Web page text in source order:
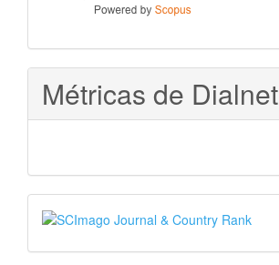
Métricas de Dialnet
SJR